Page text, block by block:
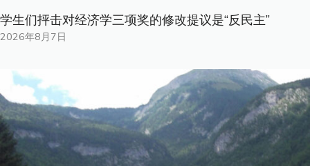
学生们抨击对经济学三项奖的修改提议是“反民主”
2026年8月7日